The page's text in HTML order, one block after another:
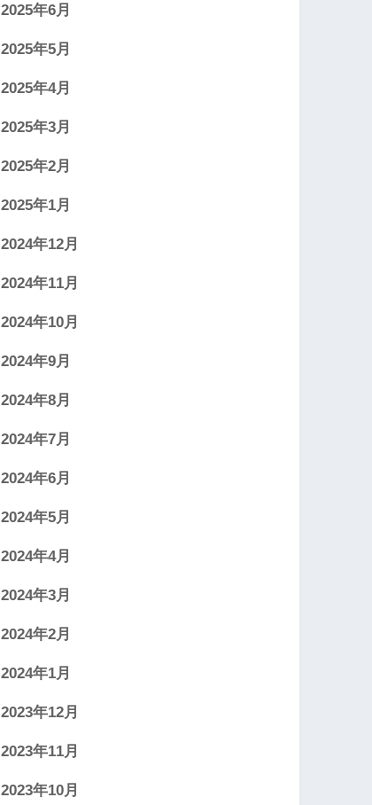
2025年6月
2025年5月
2025年4月
2025年3月
2025年2月
2025年1月
2024年12月
2024年11月
2024年10月
2024年9月
2024年8月
2024年7月
2024年6月
2024年5月
2024年4月
2024年3月
2024年2月
2024年1月
2023年12月
2023年11月
2023年10月